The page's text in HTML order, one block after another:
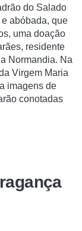
do Salado
abóbada, que
uma doação
residente
Normandia. Na
Virgem Maria
imagens de
conotadas